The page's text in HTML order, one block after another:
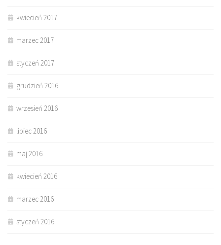
kwiecień 2017
marzec 2017
styczeń 2017
grudzień 2016
wrzesień 2016
lipiec 2016
maj 2016
kwiecień 2016
marzec 2016
styczeń 2016